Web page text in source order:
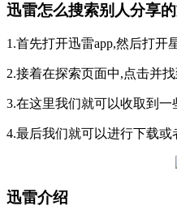
迅雷怎么搜索别人分享
1.首先打开迅雷app,然后打开
2.接着在探索页面中,点击并找
3.在这里我们就可以收取到一
4.最后我们就可以进行下载或
迅雷介绍